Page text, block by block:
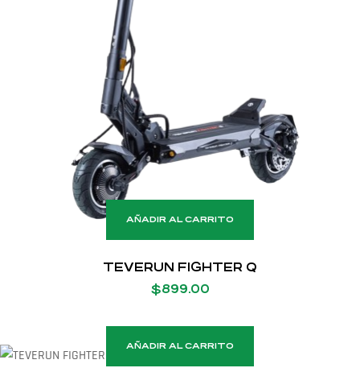
AÑADIR AL CARRITO
TEVERUN FIGHTER Q
$899.00
AÑADIR AL CARRITO